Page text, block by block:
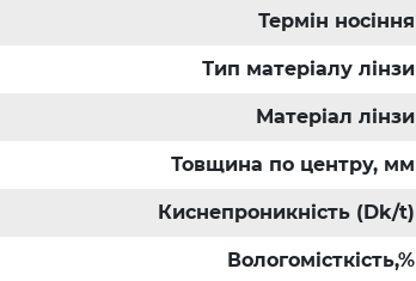
Термін носіння
Тип матеріалу лінзи
Матеріал лінзи
Товщина по центру, мм
Киснепроникність (Dk/t)
Вологомісткість,%